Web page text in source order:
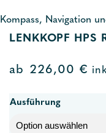
Kompass, Navigation
LENKKOPF HPS
ab 226,00 €
Ausführung